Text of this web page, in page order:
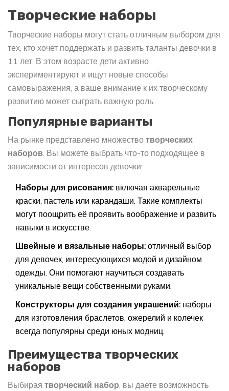
Творческие наборы
Творческие наборы могут стать отличным выбором для
тех, кто хочет поддержать и развить таланты девочки в
11 лет. В этом возрасте дети активно
экспериментируют и ищут новые способы
самовыражения, а ваше внимание к их творческому
развитию может сыграть важную роль.
Популярные варианты
На рынке представлено множество творческих
наборов. Вы можете выбрать что-то подходящее в
зависимости от интересов девочки:
Наборы для рисования: включая акварельные
краски, пастель или карандаши. Такие комплекты
могут поощрить её проявить воображение и развить
навыки в искусстве.
Швейные и вязальные наборы: отличный выбор
для девочек, интересующихся модой и дизайном
одежды. Они помогают научиться создавать
уникальные вещи собственными руками.
Конструкторы для создания украшений: наборы
для изготовления браслетов, ожерелий и колечек
всегда популярны среди юных модниц.
Преимущества творческих
наборов
Выбирая творческий набор, вы даете возможность